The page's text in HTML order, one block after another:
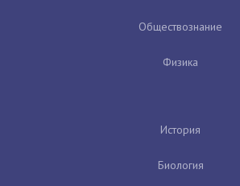
Обществознание
Физика
История
Биология